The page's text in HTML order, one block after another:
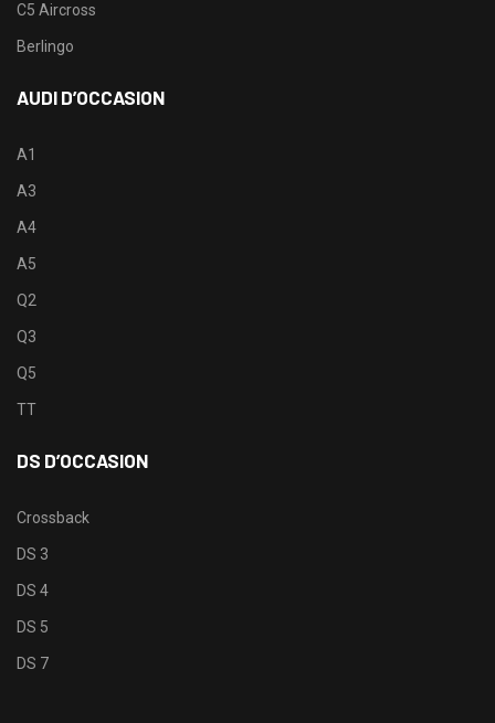
C5 Aircross
Berlingo
AUDI D’OCCASION
A1
A3
A4
A5
Q2
Q3
Q5
TT
DS D’OCCASION
Crossback
DS 3
DS 4
DS 5
DS 7